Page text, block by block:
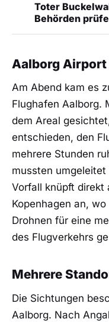
Toter
Behörden
Aalborg
Am Abend kam es
Flughafen Aalborg.
dem Areal
entschieden, den
mehrere Stunden
mussten
Vorfall knüpft direkt
Kopenhagen an,
Drohnen für eine
des Flugverkehrs
Mehrere
Die Sichtungen
Aalborg. Nach